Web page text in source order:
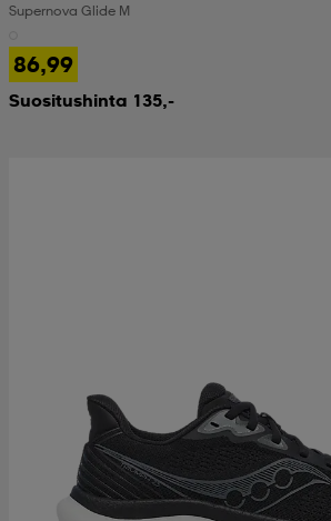
Supernova Glide M
86,99
Suositushinta 135,-